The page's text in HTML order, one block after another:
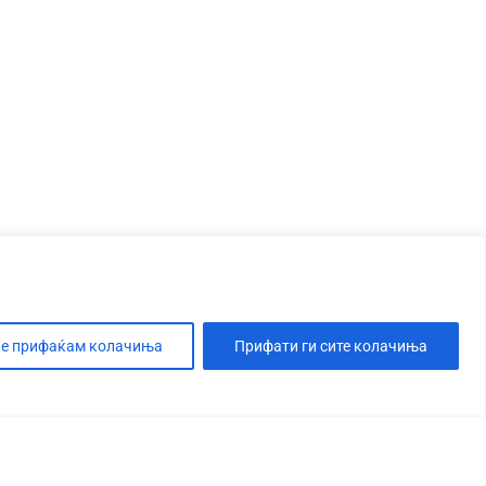
прифаќам колачиња Прифати ги сите колачиња